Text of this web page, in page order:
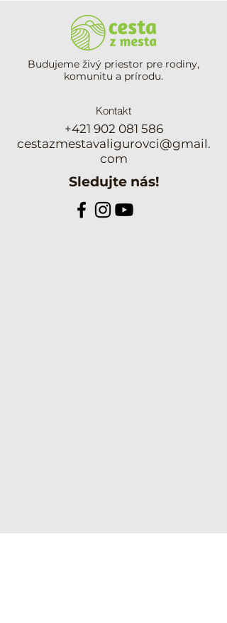
Budujeme živý priestor pre rodiny,
komunitu a prírodu.
Kontakt
+421 902 081 586
cestazmestavaligurovci@gmail.
com
Sledujte nás!